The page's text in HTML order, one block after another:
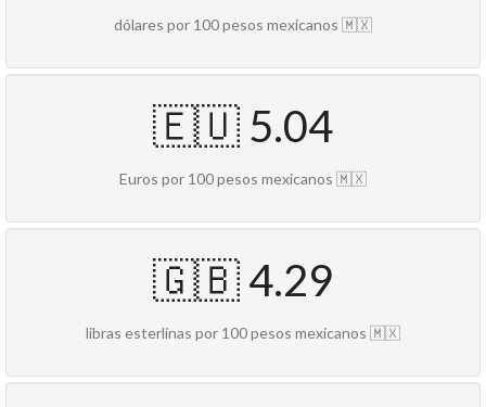
dólares por 100 pesos mexicanos 🇲🇽
🇪🇺 5.04
Euros por 100 pesos mexicanos 🇲🇽
🇬🇧 4.29
libras esterlinas por 100 pesos mexicanos 🇲🇽